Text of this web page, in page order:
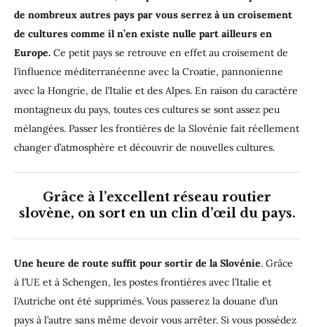
de nombreux autres pays par vous serrez à un croisement
de cultures comme il n’en existe nulle part ailleurs en
Europe. Ce petit pays se retrouve en effet au croisement de
l’influence méditerranéenne avec la Croatie, pannonienne
avec la Hongrie, de l’Italie et des Alpes. En raison du caractère
montagneux du pays, toutes ces cultures se sont assez peu
mélangées. Passer les frontières de la Slovénie fait réellement
changer d’atmosphère et découvrir de nouvelles cultures.
Grâce à l’excellent réseau routier
slovène, on sort en un clin d’œil du pays.
Une heure de route suffit pour sortir de la Slovénie. Grâce
à l’UE et à Schengen, les postes frontières avec l’Italie et
l’Autriche ont été supprimés. Vous passerez la douane d’un
pays à l’autre sans même devoir vous arrêter. Si vous possédez